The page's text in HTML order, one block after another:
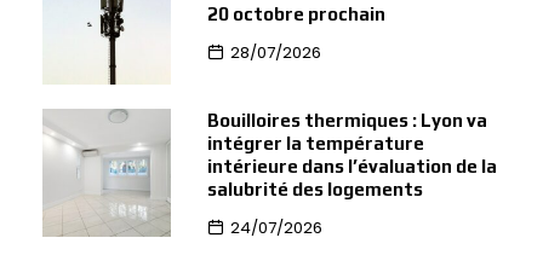
20 octobre prochain
28/07/2026
Bouilloires thermiques : Lyon va
intégrer la température
intérieure dans l’évaluation de la
salubrité des logements
24/07/2026